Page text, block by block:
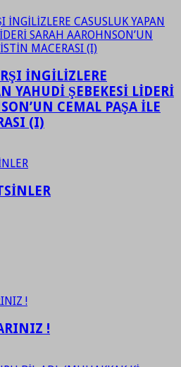
İNGİLİZLERE
YAHUDİ ŞEBEKESİ LİDERİ
CEMAL PAŞA İLE
(I)
!